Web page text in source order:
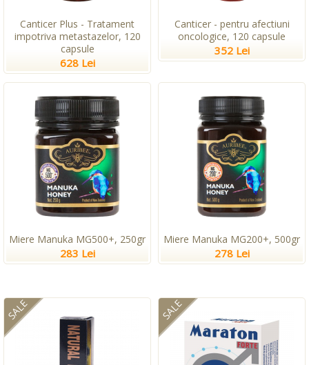
Canticer Plus - Tratament
impotriva metastazelor, 120
capsule
628 Lei
Canticer - pentru afectiuni
oncologice, 120 capsule
352 Lei
Miere Manuka MG500+, 250gr
283 Lei
Miere Manuka MG200+, 500gr
278 Lei
SALE SALE